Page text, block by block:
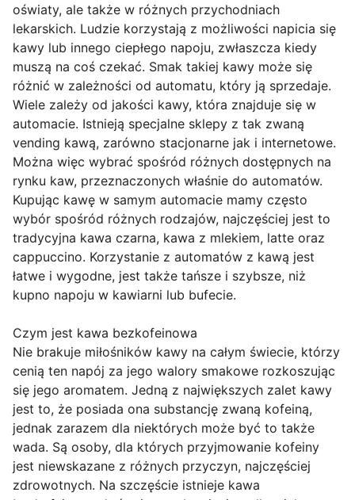
oświaty, ale także w różnych przychodniach
lekarskich. Ludzie korzystają z możliwości napicia się
kawy lub innego ciepłego napoju, zwłaszcza kiedy
muszą na coś czekać. Smak takiej kawy może się
różnić w zależności od automatu, który ją sprzedaje.
Wiele zależy od jakości kawy, która znajduje się w
automacie. Istnieją specjalne sklepy z tak zwaną
vending kawą, zarówno stacjonarne jak i internetowe.
Można więc wybrać spośród różnych dostępnych na
rynku kaw, przeznaczonych właśnie do automatów.
Kupując kawę w samym automacie mamy często
wybór spośród różnych rodzajów, najczęściej jest to
tradycyjna kawa czarna, kawa z mlekiem, latte oraz
cappuccino. Korzystanie z automatów z kawą jest
łatwe i wygodne, jest także tańsze i szybsze, niż
kupno napoju w kawiarni lub bufecie.
Czym jest kawa bezkofeinowa
Nie brakuje miłośników kawy na całym świecie, którzy
cenią ten napój za jego walory smakowe rozkoszując
się jego aromatem. Jedną z największych zalet kawy
jest to, że posiada ona substancję zwaną kofeiną,
jednak zarazem dla niektórych może być to także
wada. Są osoby, dla których przyjmowanie kofeiny
jest niewskazane z różnych przyczyn, najczęściej
zdrowotnych. Na szczęście istnieje kawa